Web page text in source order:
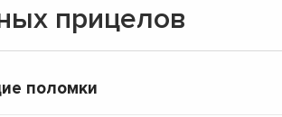
прицелов
поломки